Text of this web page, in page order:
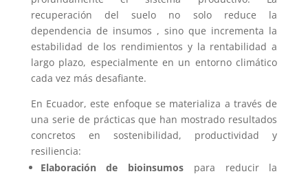
recuperación del suelo no solo reduce la
dependencia de insumos , sino que incrementa la
estabilidad de los rendimientos y la rentabilidad a
largo plazo, especialmente en un entorno climático
cada vez más desafiante.
En Ecuador, este enfoque se materializa a través de
una serie de prácticas que han mostrado resultados
concretos en sostenibilidad, productividad y
resiliencia:
Elaboración de bioinsumos para reducir la